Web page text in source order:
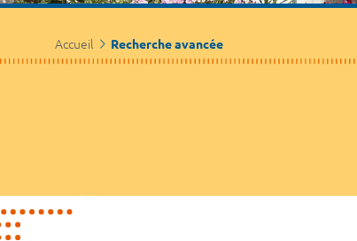
Accueil Recherche avancée